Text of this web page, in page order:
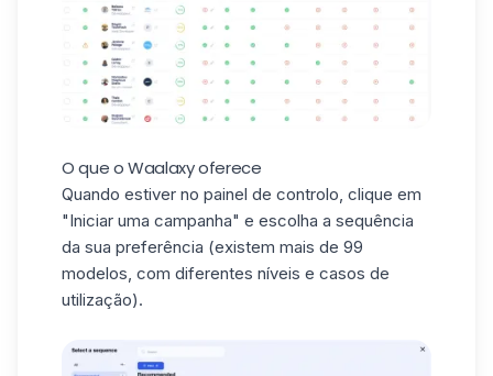
O que o Waalaxy oferece
Quando estiver no painel de controlo, clique em
"Iniciar uma campanha" e escolha a sequência
da sua preferência (existem mais de 99
modelos, com diferentes níveis e casos de
utilização).